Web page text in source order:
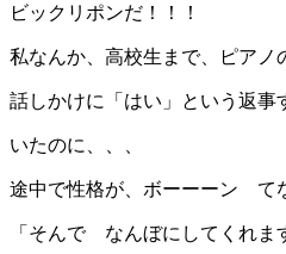
ビックリポンだ！！！
私なんか、高校生まで、ピアノ
話しかけに「はい」という返事
いたのに、、、
途中で性格が、ボーーーン て
「そんで なんぼにしてくれま